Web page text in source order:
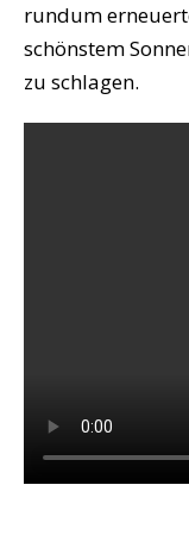
rundum
schönstem
zu schlagen.